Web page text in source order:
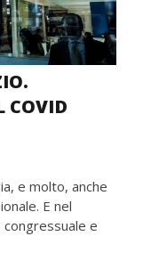
COVID
e molto, anche
E nel
e